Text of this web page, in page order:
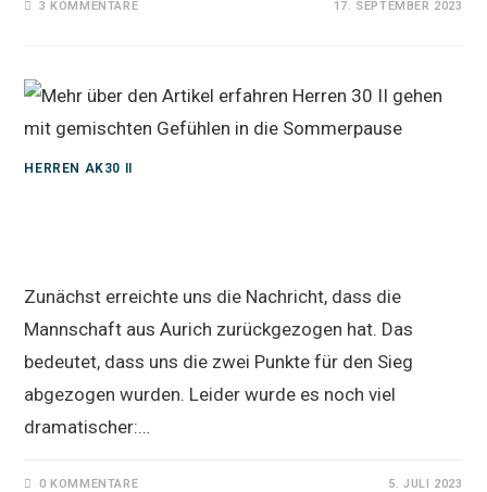
3 KOMMENTARE 17. SEPTEMBER 2023
HERREN AK30 II
Zunächst erreichte uns die Nachricht, dass die
Mannschaft aus Aurich zurückgezogen hat. Das
bedeutet, dass uns die zwei Punkte für den Sieg
abgezogen wurden. Leider wurde es noch viel
dramatischer:…
0 KOMMENTARE 5. JULI 2023